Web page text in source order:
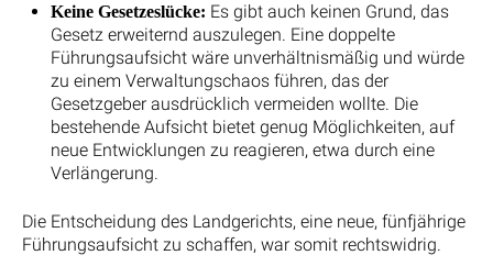
Keine Gesetzeslücke: Es gibt auch keinen Grund, das
Gesetz erweiternd auszulegen. Eine doppelte
Führungsaufsicht wäre unverhältnismäßig und würde
zu einem Verwaltungschaos führen, das der
Gesetzgeber ausdrücklich vermeiden wollte. Die
bestehende Aufsicht bietet genug Möglichkeiten, auf
neue Entwicklungen zu reagieren, etwa durch eine
Verlängerung.
Die Entscheidung des Landgerichts, eine neue, fünfjährige
Führungsaufsicht zu schaffen, war somit rechtswidrig.